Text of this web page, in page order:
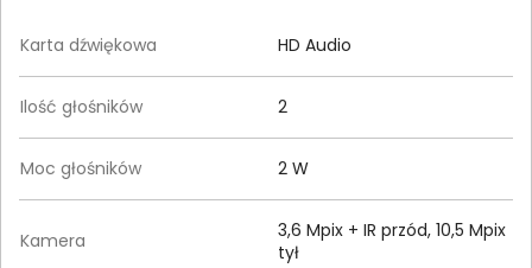
Karta dźwiękowa HD Audio
Ilość głośników 2
Moc głośników 2 W
Kamera
3,6 Mpix + IR przód, 10,5 Mpix
tył